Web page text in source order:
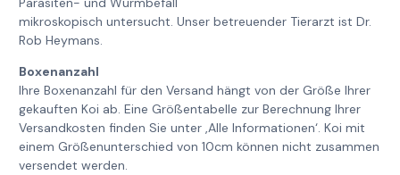
mikroskopisch untersucht. Unser betreuender Tierarzt ist Dr.
Rob Heymans.
Boxenanzahl
Ihre Boxenanzahl für den Versand hängt von der Größe Ihrer
gekauften Koi ab. Eine Größentabelle zur Berechnung Ihrer
Versandkosten finden Sie unter ‚Alle Informationen‘. Koi mit
einem Größenunterschied von 10cm können nicht zusammen
versendet werden.